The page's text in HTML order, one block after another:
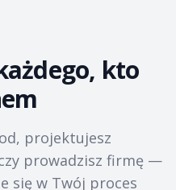
kto
projektujesz
prowadzisz firmę —
się w Twój proces